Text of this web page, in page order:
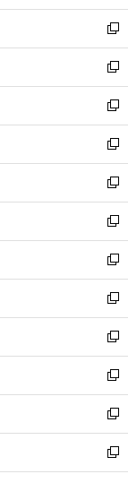
開
く
ウ
で
開
く
ン
ド
ウ
で
開
く
ウ
ィ
ン
ド
ウ
で
開
く
新
し
い
ウ
ィ
ン
ド
ウ
で
開
く
新
し
い
ウ
ィ
ン
ド
ウ
で
開
く
新
し
い
ウ
ィ
ン
ド
ウ
で
開
く
新
し
い
ウ
ィ
ン
ド
ウ
で
開
く
新
し
い
ウ
ィ
ン
ド
ウ
で
開
く
新
し
い
ウ
ィ
ン
ド
ウ
で
開
く
新
し
い
ウ
ィ
ン
ド
ウ
で
開
く
新
し
い
ウ
ィ
ン
ド
ウ
で
開
新
し
い
ウ
ィ
ン
ド
ウ
新
し
い
ウ
ィ
ン
新
し
い
ウ
新
し